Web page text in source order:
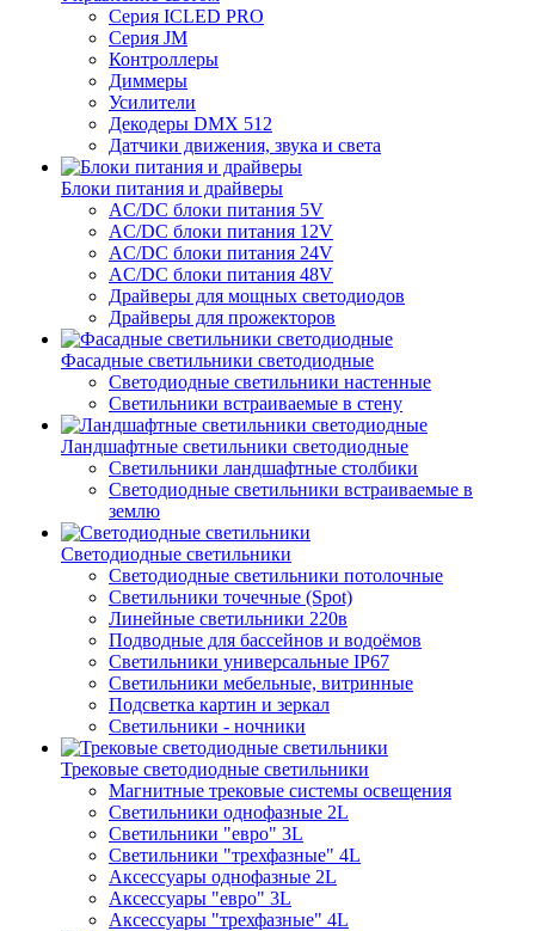
Серия ICLED PRO
Серия JM
Контроллеры
Диммеры
Усилители
Декодеры DMX 512
Датчики движения, звука и света
Блоки питания и драйверы
AC/DC блоки питания 5V
AC/DC блоки питания 12V
AC/DC блоки питания 24V
AC/DC блоки питания 48V
Драйверы для мощных светодиодов
Драйверы для прожекторов
Фасадные светильники светодиодные
Светодиодные светильники настенные
Светильники встраиваемые в стену
Ландшафтные светильники светодиодные
Светильники ландшафтные столбики
Светодиодные светильники встраиваемые в
землю
Светодиодные светильники
Светодиодные светильники потолочные
Светильники точечные (Spot)
Линейные светильники 220в
Подводные для бассейнов и водоёмов
Светильники универсальные IP67
Светильники мебельные, витринные
Подсветка картин и зеркал
Светильники - ночники
Трековые светодиодные светильники
Магнитные трековые системы освещения
Светильники однофазные 2L
Светильники "евро" 3L
Светильники "трехфазные" 4L
Аксессуары однофазные 2L
Аксессуары "евро" 3L
Аксессуары "трехфазные" 4L